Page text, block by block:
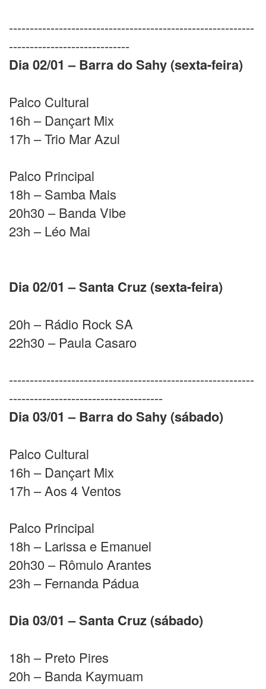
-----------------------------------------------------------
-----------------------------
Dia 02/01 – Barra do Sahy (sexta-feira)
Palco Cultural
16h – Dançart Mix
17h – Trio Mar Azul
Palco Principal
18h – Samba Mais
20h30 – Banda Vibe
23h – Léo Mai
Dia 02/01 – Santa Cruz (sexta-feira)
20h – Rádio Rock SA
22h30 – Paula Casaro
-----------------------------------------------------------
-------------------------------------
Dia 03/01 – Barra do Sahy (sábado)
Palco Cultural
16h – Dançart Mix
17h – Aos 4 Ventos
Palco Principal
18h – Larissa e Emanuel
20h30 – Rômulo Arantes
23h – Fernanda Pádua
Dia 03/01 – Santa Cruz (sábado)
18h – Preto Pires
20h – Banda Kaymuam